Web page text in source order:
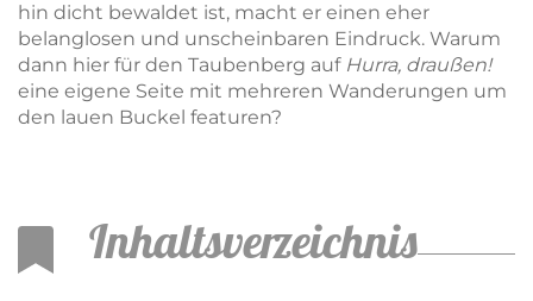
hin dicht bewaldet ist, macht er einen eher
belanglosen und unscheinbaren Eindruck. Warum
dann hier für den Taubenberg auf Hurra, draußen!
eine eigene Seite mit mehreren Wanderungen um
den lauen Buckel featuren?
Inhaltsverzeichnis